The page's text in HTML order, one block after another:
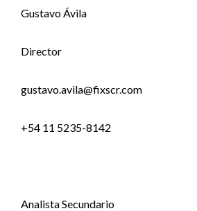
Gustavo Ávila
Director
gustavo.avila@fixscr.com
+54 11 5235-8142
Analista Secundario